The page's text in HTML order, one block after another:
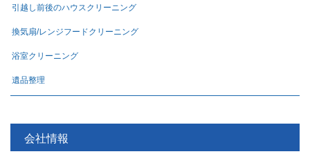
引越し前後のハウスクリーニング
換気扇/レンジフードクリーニング
浴室クリーニング
遺品整理
会社情報